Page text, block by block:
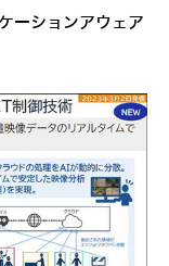
ーションアウェア